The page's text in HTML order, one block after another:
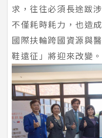
求，往往必須長途跋
不僅耗時耗力，也造
國際扶輪跨國資源與
鞋遠征」將迎來改變。